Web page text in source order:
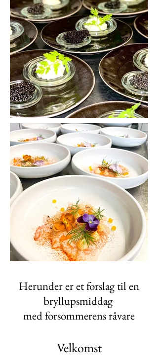
Herunder er et forslag til en
bryllupsmiddag
med forsommerens råvare
Velkomst